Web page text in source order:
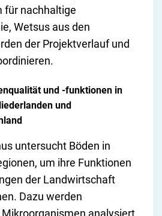
für nachhaltige
Wetsus aus den
der Projektverlauf und
und -funktionen in
und
untersucht Böden in
um ihre Funktionen
der Landwirtschaft
Dazu werden
analysiert